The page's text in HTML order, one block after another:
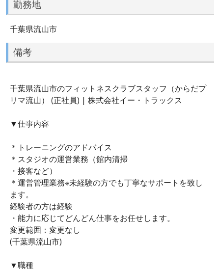
勤務地
千葉県流山市
備考
千葉県流山市のフィットネスクラブスタッフ（からだプ
リマ流山） (正社員) | 株式会社イー・トラックス
▼仕事内容
＊トレーニングのアドバイス
＊スタジオの運営業務（館内清掃
・接客など）
＊運営管理業務※未経験の方でも丁寧なサポートを致し
ます。
経験者の方は経験
・能力に応じてどんどん仕事をお任せします。
変更範囲：変更なし
(千葉県流山市)
▼職種